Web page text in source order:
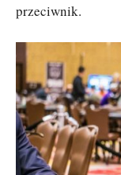
przeciwnik.